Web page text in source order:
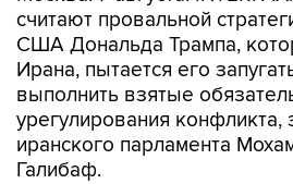
считают провальной
США Дональда Трампа,
Ирана, пытается его
выполнить взятые
урегулирования конфликта,
иранского парламента
Галибаф.